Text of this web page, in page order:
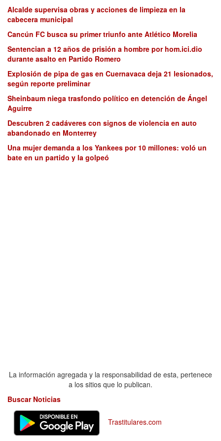
Alcalde supervisa obras y acciones de limpieza en la
cabecera municipal
Cancún FC busca su primer triunfo ante Atlético Morelia
Sentencian a 12 años de prisión a hombre por hom.ici.dio
durante asalto en Partido Romero
Explosión de pipa de gas en Cuernavaca deja 21 lesionados,
según reporte preliminar
Sheinbaum niega trasfondo político en detención de Ángel
Aguirre
Descubren 2 cadáveres con signos de violencia en auto
abandonado en Monterrey
Una mujer demanda a los Yankees por 10 millones: voló un
bate en un partido y la golpeó
La información agregada y la responsabilidad de esta, pertenece
a los sitios que lo publican.
Buscar Noticias
Trastitulares.com